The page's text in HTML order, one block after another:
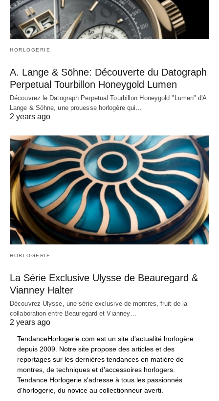
HORLOGERIE
A. Lange & Söhne: Découverte du Datograph
Perpetual Tourbillon Honeygold Lumen
Découvrez le Datograph Perpetual Tourbillon Honeygold "Lumen" d'A.
Lange & Söhne, une prouesse horlogère qui…
2 years ago
HORLOGERIE
La Série Exclusive Ulysse de Beauregard &
Vianney Halter
Découvrez Ulysse, une série exclusive de montres, fruit de la
collaboration entre Beauregard et Vianney…
2 years ago
TendanceHorlogerie.com est un site d'actualité horlogère
depuis 2009. Notre site propose des articles et des
reportages sur les dernières tendances en matière de
montres, de techniques et d'accessoires horlogers.
Tendance Horlogerie s'adresse à tous les passionnés
d'horlogerie, du novice au collectionneur averti.